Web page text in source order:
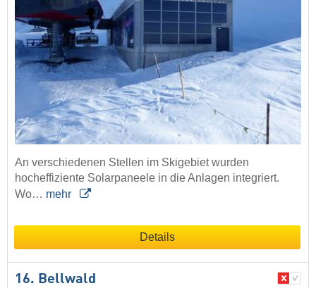
An verschiedenen Stellen im Skigebiet wurden
hocheffiziente Solarpaneele in die Anlagen integriert.
Wo… mehr
Details
16. Bellwald